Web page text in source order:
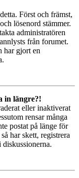
Först och främst,
lösenord stämmer.
administratören
från forumet.
har gjort en
in längre?!
eller inaktiverat
rensar många
postat på länge för
har skett, registrera